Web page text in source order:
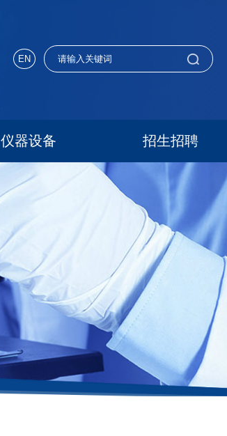
EN
仪器设备 招生招聘